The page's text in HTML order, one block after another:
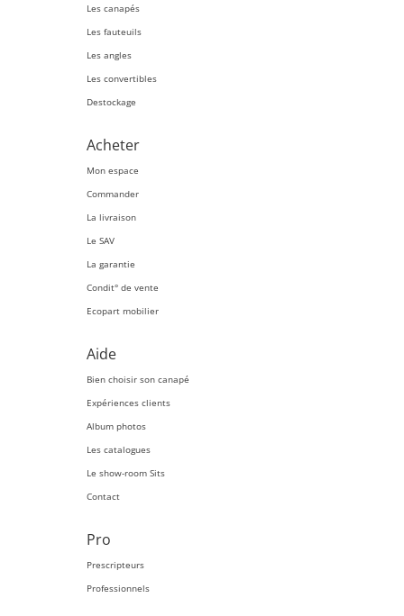
Les canapés
Les fauteuils
Les angles
Les convertibles
Destockage
Acheter
Mon espace
Commander
La livraison
Le SAV
La garantie
Condit° de vente
Ecopart mobilier
Aide
Bien choisir son canapé
Expériences clients
Album photos
Les catalogues
Le show-room Sits
Contact
Pro
Prescripteurs
Professionnels